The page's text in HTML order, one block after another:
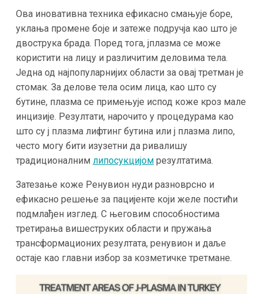
Ова иновативна техника ефикасно смањује боре,
уклања промене боје и затеже подручја као што је
двострука брада. Поред тога, jплазма се може
користити на лицу и различитим деловима тела.
Једна од најпопуларнијих области за овај третман је
стомак. За делове тела осим лица, као што су
бутине, плазма се примењује испод коже кроз мале
инцизије. Резултати, нарочито у процедурама као
што су j плазма лифтинг бутина или j плазма липо,
често могу бити изузетни да ривалишу
традиционалним липосукцијомрезултатима.
Затезање коже Ренувион нуди разноврсно и
ефикасно решење за пацијенте који желе постићи
подмлађен изглед. С његовим способностима
третирања вишеструких области и пружања
трансформационих резултата, ренувион и даље
остаје као главни избор за козметичке третмане.